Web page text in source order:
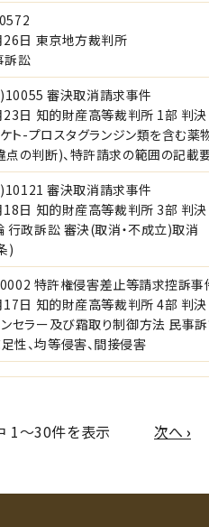
日 東京地方裁判所
訴訟
審決取消請求事件
日 知的財産高等裁判所 1部 判
ト-プロスタグランジン類を含む
の判断)、特許請求の範囲の記載
審決取消請求事件
日 知的財産高等裁判所 3部 判
行政訴訟 審決(取消・不成立)取消
)
特許権侵害差止等請求控訴事
日 知的財産高等裁判所 4部 判
セラー及び霜取り制御方法 民事
性、均等侵害、間接侵害
1～30件を表示 次へ ›